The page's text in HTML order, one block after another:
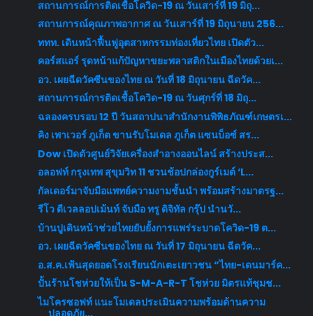
สถานการณ์การติดเชื้อโควิด-19 ณ วันเสาร์ที่ 19 มิถุ...
สถานการณ์คุณภาพอากาศ ณ วันเสาร์ที่ 19 มิถุนายน 256...
ททท. เดินหน้าฟื้นฟูอุตสาหกรรมท่องเที่ยวไทย เปิดตัว...
คอร์สแอร์ รุดหน้าแก้ปัญหาขยะพลาสติกในเมืองไทยด้วยเ...
อว. เผยฉีดวัคซีนของไทย ณ วันที่ 18 มิถุนายน ฉีดวัค...
สถานการณ์การติดเชื้อโควิด-19 ณ วันศุกร์ที่ 18 มิถุ...
ฉลองครบรอบ 12 ปี วันสถาปนาสำนักงานพิพิธภัณฑ์เกษตรเ...
คิง เพาเวอร์ ภูเก็ต ขานรับโมเดล ภูเก็ต แซนบ็อซ์ สร...
Dow เปิดตัวศูนย์วิจัยเครื่องสำอางออนไลน์ สร้างประส...
อลอฟท์ กรุงเทพ สุขุมวิท 11 ชวนช้อปกล่องกูร์เมต์ ‘L...
กัลเดอร์มาจับมือแพทย์ความงามชั้นนำ พร้อมสร้างมาตรฐ...
รีโว ดีเวลลอปเม้นท์ จับมือ ทรู ดิจิทัล กรุ๊ป นำนวั...
บ้านปูเดินหน้าช่วยไทยยับยั้งการแพร่ระบาดโควิด-19 ต...
อว. เผยฉีดวัคซีนของไทย ณ วันที่ 17 มิถุนายน ฉีดวัค...
อ.ส.ค.เฟ้นสุดยอดโรงเรียนนักเตะเยาวชน “ไทย-เดนมาร์ค...
ปั้นร้านโชห่วยให้เป็น S-M-A-R-T โชห่วย มิตรแท้ชุมช...
ไมโครซอฟท์ แนะโมเดลประเมินความพร้อมด้านความ
ปลอดภัย...